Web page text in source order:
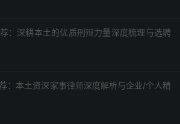
：深耕本土的优质刑辩力量深度梳理与选聘
：本土资深家事律师深度解析与企业/个人精